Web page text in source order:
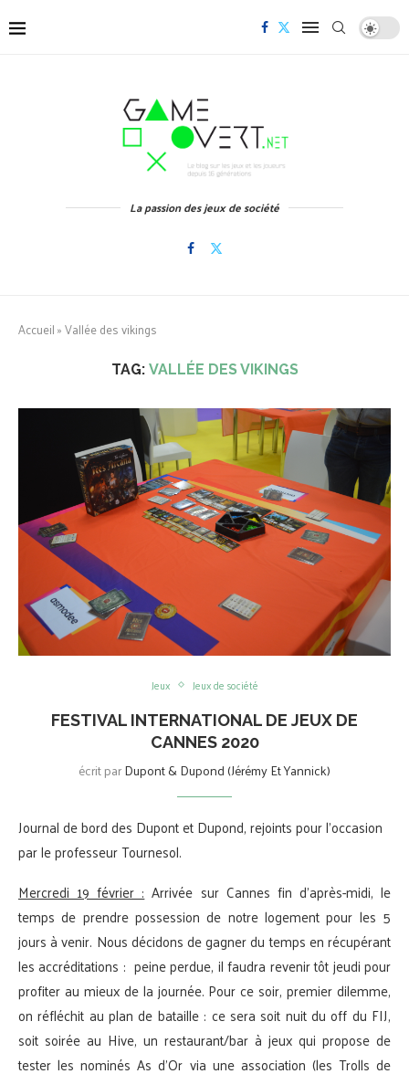
La passion des jeux de société
Accueil»Vallée des vikings
TAG: VALLÉE DES VIKINGS
Jeux Jeux de société
FESTIVAL INTERNATIONAL DE JEUX DE
CANNES 2020
écrit parDupont & Dupond (Jérémy Et Yannick)
Journal de bord des Dupont et Dupond, rejoints pour l’occasion
par le professeur Tournesol.
Mercredi 19 février : Arrivée sur Cannes fin d’après-midi, le
temps de prendre possession de notre logement pour les 5
jours à venir. Nous décidons de gagner du temps en récupérant
les accréditations : peine perdue, il faudra revenir tôt jeudi pour
profiter au mieux de la journée. Pour ce soir, premier dilemme,
on réfléchit au plan de bataille : ce sera soit nuit du off du FIJ,
soit soirée au Hive, un restaurant/bar à jeux qui propose de
tester les nominés As d’Or via une association (les Trolls de